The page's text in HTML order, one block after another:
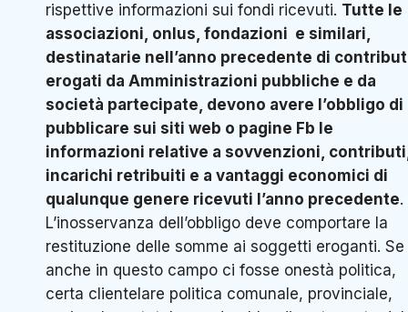
rispettive informazioni sui fondi ricevuti. Tutte le
associazioni, onlus, fondazioni e similari,
destinatarie nell’anno precedente di
erogati da Amministrazioni pubbliche e da
società partecipate, devono avere l’obbligo di
pubblicare sui siti web o pagine Fb le
informazioni relative a sovvenzioni,
incarichi retribuiti e a vantaggi economici di
qualunque genere ricevuti l’anno precedente.
L’inosservanza dell’obbligo deve comportare la
restituzione delle somme ai soggetti eroganti. Se
anche in questo campo ci fosse onestà politica,
certa clientelare politica comunale, provinciale,